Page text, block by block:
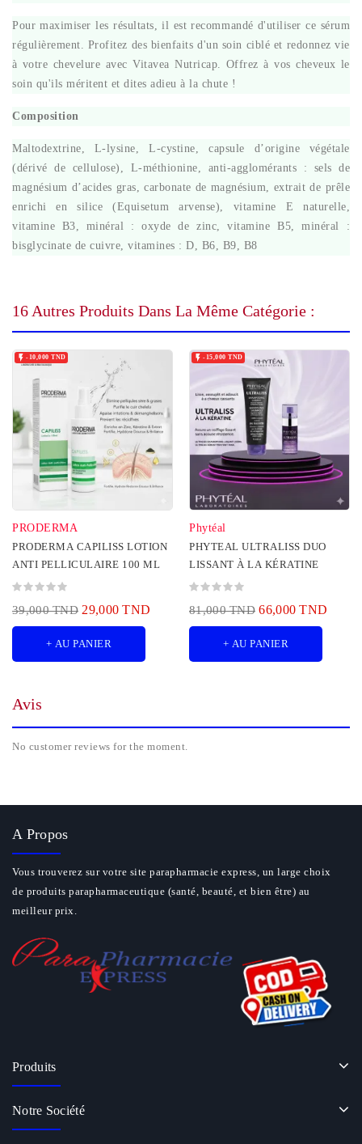
Pour maximiser les résultats, il est recommandé d'utiliser ce sérum
régulièrement. Profitez des bienfaits d'un soin ciblé et redonnez vie
à votre chevelure avec Vitavea Nutricap. Offrez à vos cheveux le
soin qu'ils méritent et dites adieu à la chute !
Composition
Maltodextrine, L-lysine, L-cystine, capsule d’origine végétale
(dérivé de cellulose), L-méthionine, anti-agglomérants : sels de
magnésium d’acides gras, carbonate de magnésium, extrait de prêle
enrichi en silice (Equisetum arvense), vitamine E naturelle,
vitamine B3, minéral : oxyde de zinc, vitamine B5, minéral :
bisglycinate de cuivre, vitamines : D, B6, B9, B8
16 Autres Produits Dans La Même Catégorie :
-10,000 TND
PRODERMA
PRODERMA CAPILISS LOTION
ANTI PELLICULAIRE 100 ML
39,000 TND 29,000 TND
+ AU PANIER
-15,000 TND
Phytéal
PHYTEAL ULTRALISS DUO
LISSANT À LA KÉRATINE
81,000 TND 66,000 TND
+ AU PANIER
Avis
No customer reviews for the moment.
A Propos
Vous trouverez sur votre site parapharmacie express, un large choix
de produits parapharmaceutique (santé, beauté, et bien être) au
meilleur prix.
Produits
Notre Société